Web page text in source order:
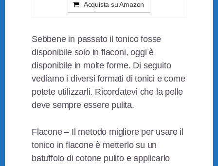
Acquista su Amazon
Sebbene in passato il tonico fosse
disponibile solo in flaconi, oggi è
disponibile in molte forme. Di seguito
vediamo i diversi formati di tonici e come
potete utilizzarli. Ricordatevi che la pelle
deve sempre essere pulita.
Flacone – Il metodo migliore per usare il
tonico in flacone è metterlo su un
batuffolo di cotone pulito e applicarlo